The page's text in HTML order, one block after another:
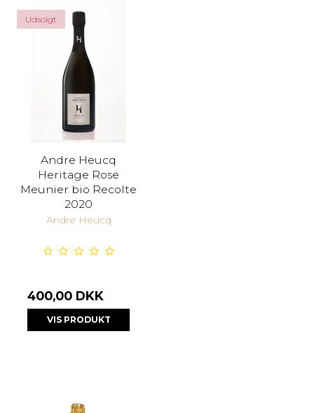
Udsolgt
Andre Heucq
Heritage Rose
Meunier bio Recolte
2020
Andre Heucq
400,00 DKK
VIS PRODUKT